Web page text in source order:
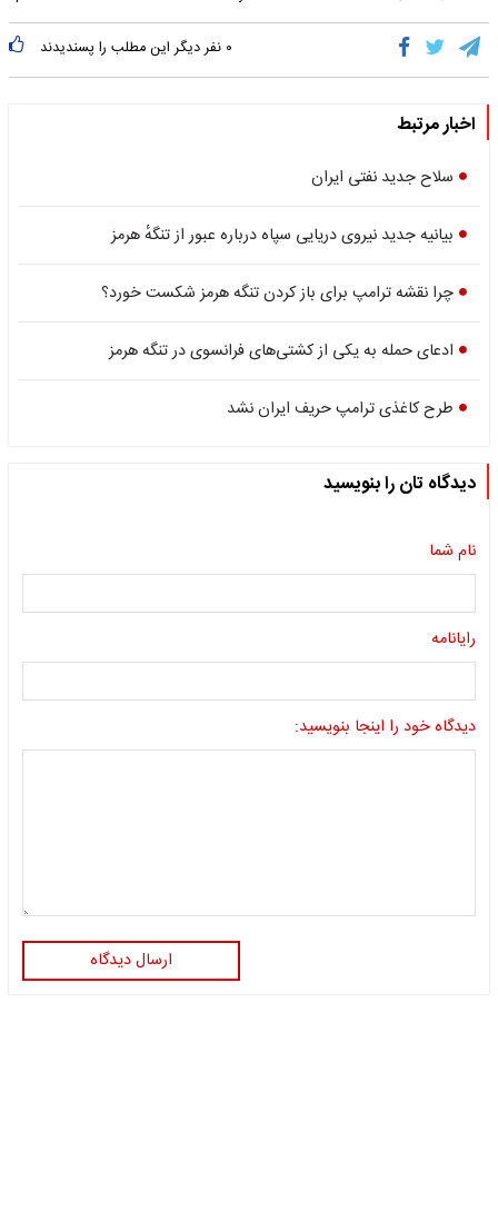
۰ نفر دیگر این مطلب را پسندیدند
اخبار مرتبط
سلاح جدید نفتی ایران
بیانیه جدید نیروی دریایی سپاه درباره عبور از تنگهٔ هرمز
چرا نقشه ترامپ برای باز کردن تنگه هرمز شکست خورد؟
ادعای حمله به یکی از کشتی‌های فرانسوی در تنگه هرمز
طرح کاغذی ترامپ حریف ایران نشد
دیدگاه تان را بنویسید
نام شما
رایانامه
دیدگاه خود را اینجا بنویسید:
ارسال دیدگاه